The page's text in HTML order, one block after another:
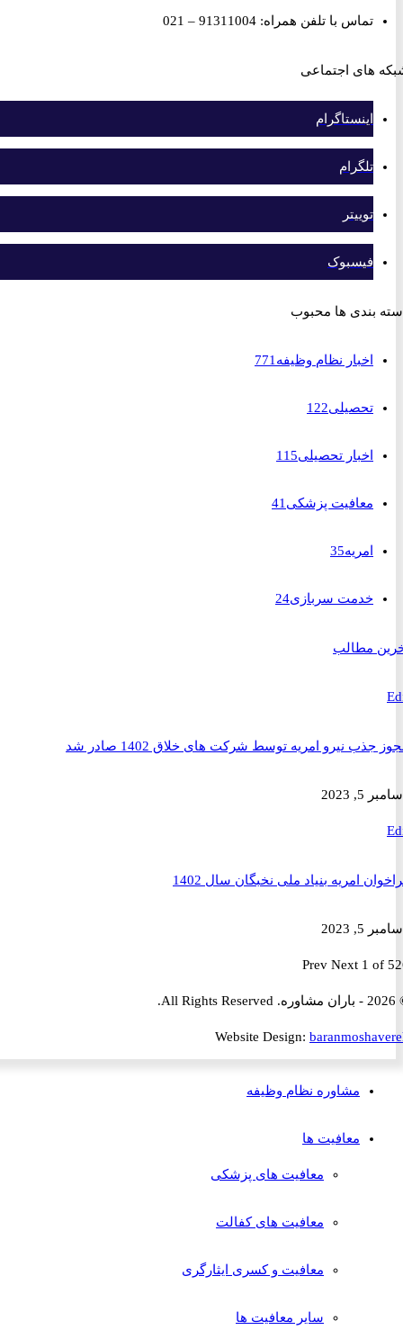
تماس با تلفن همراه: 91311004 – 021
اجتماعی
اینستاگرام
تلگرام
توییتر
فیسبوک
ها محبوب
اخبار نظام وظیفه771
تحصیلی122
اخبار تحصیلی115
معافیت پزشکی41
امریه 35
خدمت سربازی 24
مطالب
نیرو امریه توسط شرکت های خلاق 1402 صادر شد
امریه بنیاد ملی نخبگان سال 1402
PrevNext 1
Website Design:
مشاوره نظام وظیفه
معافیت ها
معافیت های پزشکی
معافیت های کفالت
معافیت و کسری ایثارگری
سایر معافیت ها